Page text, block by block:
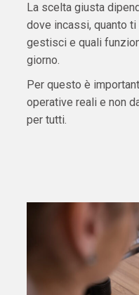
La scelta giusta
dove incassi, quanto
gestisci e quali
giorno.
Per questo è
operative reali e non
per tutti.